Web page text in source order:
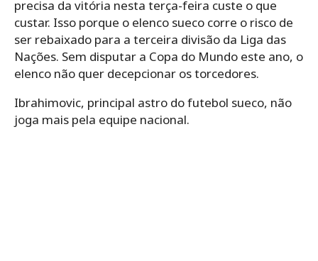
precisa da vitória nesta terça-feira custe o que
custar. Isso porque o elenco sueco corre o risco de
ser rebaixado para a terceira divisão da Liga das
Nações. Sem disputar a Copa do Mundo este ano, o
elenco não quer decepcionar os torcedores.
Ibrahimovic, principal astro do futebol sueco, não
joga mais pela equipe nacional.